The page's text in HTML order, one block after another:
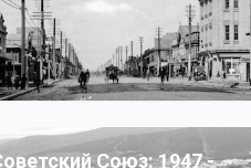
Союз: 1947 -